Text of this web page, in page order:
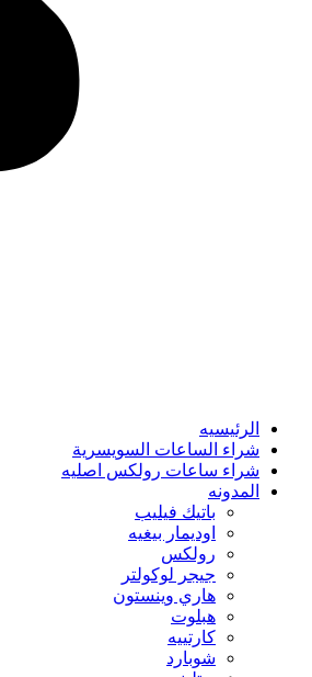
الرئيسيه
شراء الساعات السويسرية
شراء ساعات رولكس اصليه
المدونه
باتيك فيليب
اوديمار بيغيه
رولكس
جيجر لوكولتر
هاري وينستون
هبلوت
كارتييه
شوبارد